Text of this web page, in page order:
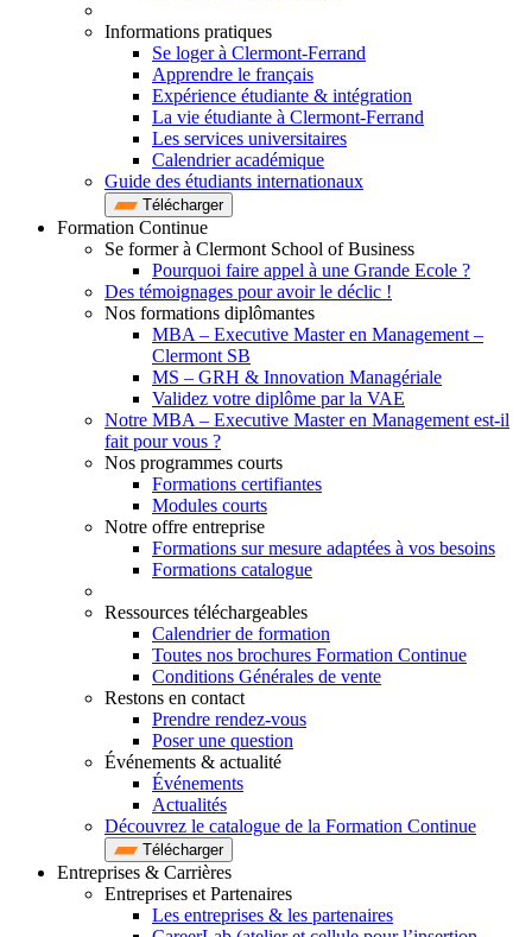
Informations pratiques
Se loger à Clermont-Ferrand
Apprendre le français
Expérience étudiante & intégration
La vie étudiante à Clermont-Ferrand
Les services universitaires
Calendrier académique
Guide des étudiants internationaux
Télécharger
Formation Continue
Se former à Clermont School of Business
Pourquoi faire appel à une Grande Ecole ?
Des témoignages pour avoir le déclic !
Nos formations diplômantes
MBA – Executive Master en Management –
Clermont SB
MS – GRH & Innovation Managériale
Validez votre diplôme par la VAE
Notre MBA – Executive Master en Management est-il
fait pour vous ?
Nos programmes courts
Formations certifiantes
Modules courts
Notre offre entreprise
Formations sur mesure adaptées à vos besoins
Formations catalogue
Ressources téléchargeables
Calendrier de formation
Toutes nos brochures Formation Continue
Conditions Générales de vente
Restons en contact
Prendre rendez-vous
Poser une question
Événements & actualité
Événements
Actualités
Découvrez le catalogue de la Formation Continue
Télécharger
Entreprises & Carrières
Entreprises et Partenaires
Les entreprises & les partenaires